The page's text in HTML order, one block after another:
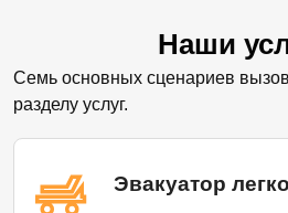
Наши
Семь основных сценариев
разделу услуг.
Эвакуатор